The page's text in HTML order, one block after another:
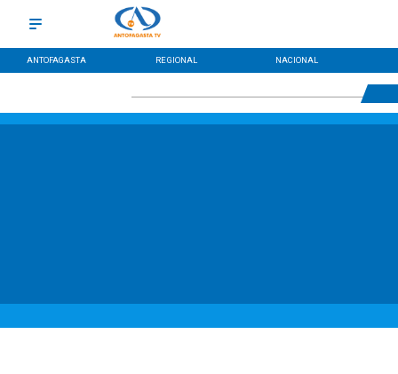
ANTOFAGASTA REGIONAL NACIONAL